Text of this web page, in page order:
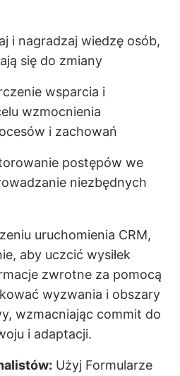
i nagradzaj wiedzę osób,
się do zmiany
wsparcia i
wzmocnienia
i zachowań
postępów we
niezbędnych
uruchomienia CRM,
aby uczcić wysiłek
zwrotne za pomocą
wyzwania i obszary
wzmacniając commit do
i adaptacji.
Użyj Formularze